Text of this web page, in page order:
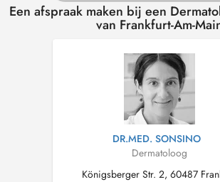
Een afspraak maken bij een
van Frankfurt-Am-
DR.MED. SONSINO
Dermatoloog
Königsberger Str. 2, 60487